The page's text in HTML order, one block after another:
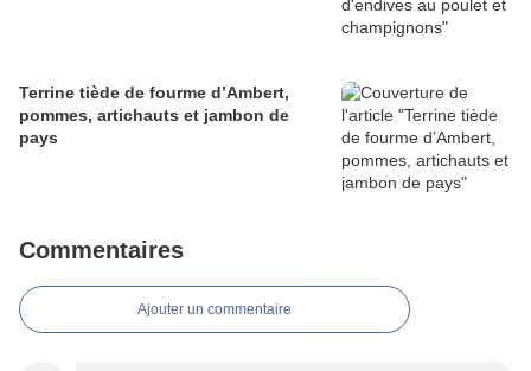
Terrine tiède de fourme d’Ambert,
pommes, artichauts et jambon de
pays
Commentaires
Ajouter un commentaire